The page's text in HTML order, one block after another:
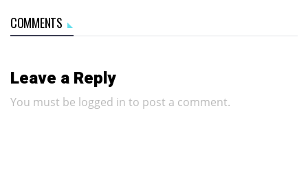
COMMENTS
Leave a Reply
You must be logged in to post a comment.